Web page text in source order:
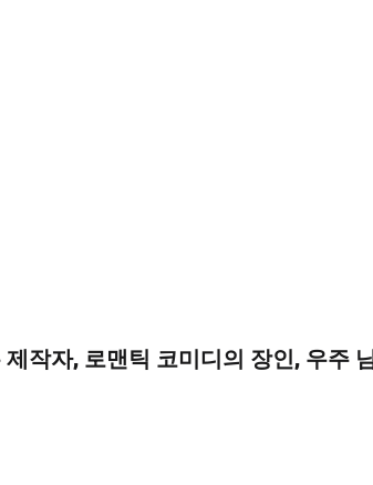
작자, 로맨틱 코미디의 장인, 우주